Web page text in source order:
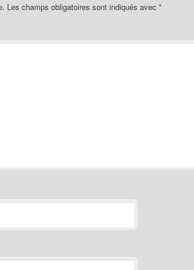
Les champs obligatoires sont indiqués avec *